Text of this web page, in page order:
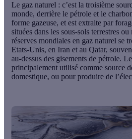
Le gaz naturel : c’est la troisième
monde, derrière le pétrole et le
forme gazeuse, et est extraite par
situées dans les sous-sols terrestres
réserves mondiales en gaz naturel se
Etats-Unis, en Iran et au Qatar,
au-dessus des gisements de pétrole.
principalement utilisé comme source
domestique, ou pour produire de